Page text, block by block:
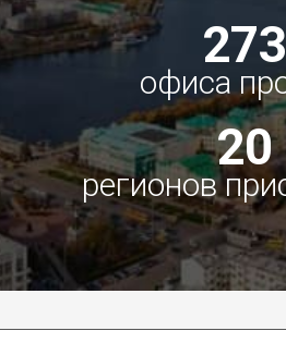
273
офиса
20
регионов